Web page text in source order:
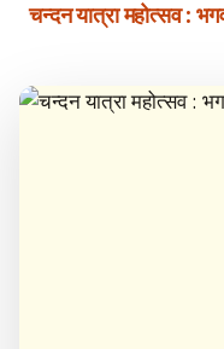
चन्दन यात्रा महोत्सव :